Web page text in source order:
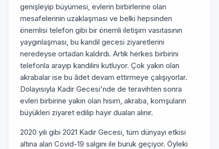
genişleyip büyümesi, evlerin birbirlerine olan
mesafelerinin uzaklaşması ve belki hepsinden
önemlisi telefon gibi bir önemli iletişim vasıtasının
yaygınlaşması, bu kandil gecesi ziyaretlerini
neredeyse ortadan kaldırdı. Artık herkes birbirini
telefonla arayıp kandilini kutluyor. Çok yakın olan
akrabalar ise bu âdet devam ettirmeye çalışıyorlar.
Dolayısıyla Kadir Gecesi'nde de teravihten sonra
evleri birbirine yakın olan hısım, akraba, kom­şuların
büyükleri ziyaret edilip hayır duaları alınır.
2020 yılı gibi 2021 Kadir Gecesi, tüm dünyayı etkisi
altına alan Covid-19 salgını ile buruk geçiyor. Öyleki